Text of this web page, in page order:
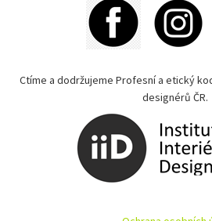
Ctíme a dodržujeme Profesní a etický
designérů ČR.